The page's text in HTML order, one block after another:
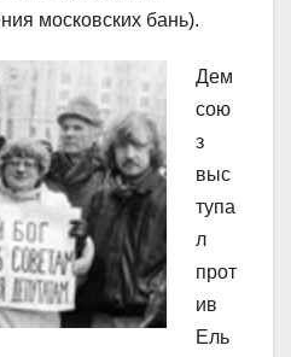
московских бань).
Дем
сою
з
выс
тупа
л
прот
ив
Ель